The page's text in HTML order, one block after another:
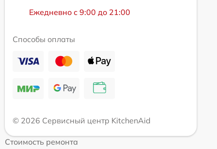
Ежедневно с 9:00 до 21:00
Способы оплаты
© 2026 Сервисный центр KitchenAid
Стоимость ремонта